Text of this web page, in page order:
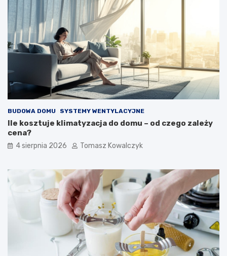
BUDOWA DOMU SYSTEMY WENTYLACYJNE
Ile kosztuje klimatyzacja do domu – od czego zależy
cena?
4 sierpnia 2026 Tomasz Kowalczyk